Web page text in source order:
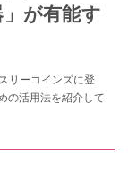
が有能す
リーコインズに登
の活用法を紹介して